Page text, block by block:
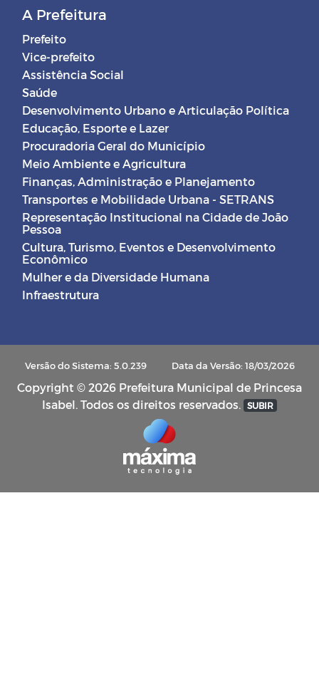
A Prefeitura
Prefeito
Vice-prefeito
Assistência Social
Saúde
Desenvolvimento Urbano e Articulação Política
Educação, Esporte e Lazer
Procuradoria Geral do Município
Meio Ambiente e Agricultura
Finanças, Administração e Planejamento
Transportes e Mobilidade Urbana - SETRANS
Representação Institucional na Cidade de João
Pessoa
Cultura, Turismo, Eventos e Desenvolvimento
Econômico
Mulher e da Diversidade Humana
Infraestrutura
Versão do Sistema: 5.0.239 Data da Versão: 18/03/2026
Copyright © 2026 Prefeitura Municipal de Princesa
Isabel. Todos os direitos reservados. SUBIR